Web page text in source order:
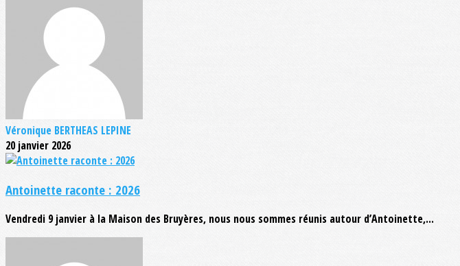
Véronique BERTHEAS LEPINE
20 janvier 2026
Antoinette raconte : 2026
Vendredi 9 janvier à la Maison des Bruyères, nous nous sommes réunis autour d’Antoinette,...